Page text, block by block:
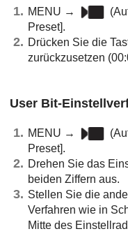
MENU → (
Preset].
Drücken Sie die
zurückzusetzen
User Bit-
MENU → (
Preset].
Drehen Sie das
beiden Ziffern aus.
Stellen Sie die
Verfahren wie in
Mitte des